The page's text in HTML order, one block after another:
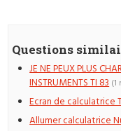
Questions
JE NE PEUX PLUS
INSTRUMENTS TI 83 (1
Ecran de calculatrice
Allumer calculatrice